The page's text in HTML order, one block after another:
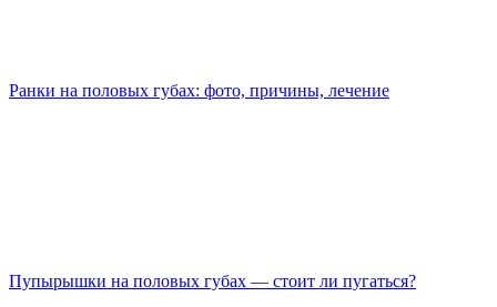
Ранки на половых губах: фото, причины, лечение
Пупырышки на половых губах — стоит ли пугаться?